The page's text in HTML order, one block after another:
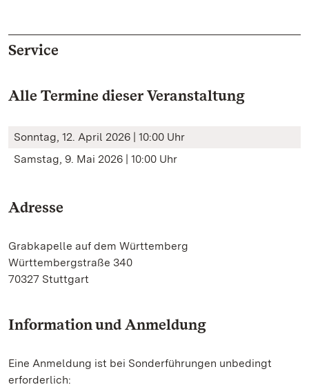
Service
Alle Termine dieser Veranstaltung
Sonntag, 12. April 2026 | 10:00 Uhr
Samstag, 9. Mai 2026 | 10:00 Uhr
Adresse
Grabkapelle auf dem Württemberg
Württembergstraße 340
70327 Stuttgart
Information und Anmeldung
Eine Anmeldung ist bei Sonderführungen unbedingt
erforderlich: